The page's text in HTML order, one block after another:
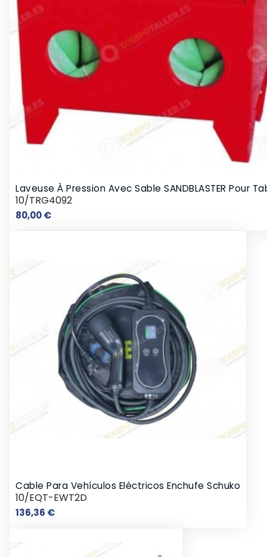
Laveuse À Pression Avec Sable SANDBLASTER Pour
10/TRG4092
80,00 €Prix
Cable Para Vehículos Eléctricos Enchufe Schuko
10/EQT-EWT2D
136,36 €Prix